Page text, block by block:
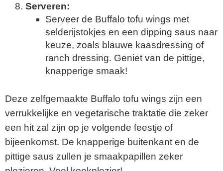
Serveren:
Serveer de Buffalo tofu wings met
selderijstokjes en een dipping saus naar
keuze, zoals blauwe kaasdressing of
ranch dressing. Geniet van de pittige,
knapperige smaak!
Deze zelfgemaakte Buffalo tofu wings zijn een
verrukkelijke en vegetarische traktatie die zeker
een hit zal zijn op je volgende feestje of
bijeenkomst. De knapperige buitenkant en de
pittige saus zullen je smaakpapillen zeker